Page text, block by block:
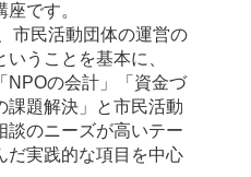
です。
市民活動団体の運営の
うことを基本に、
NPOの会計」「資金づ
課題解決」と市民活動
談のニーズが高いテー
だ実践的な項目を中心